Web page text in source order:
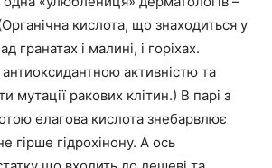
кислота, що знаходиться у
гранатах і малині, і горіхах.
активністю та
мутації ракових клітин.) В парі з
елагова кислота знебарвлює
гірше гідрохінону. А ось